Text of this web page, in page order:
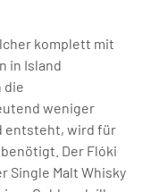
komplett mit
in Island
die
weniger
entsteht, wird für
Der Flóki
Single Malt Whisky